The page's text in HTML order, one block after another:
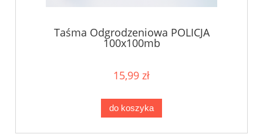
Taśma Odgrodzeniowa POLICJA
100x100mb
15,99 zł
do koszyka